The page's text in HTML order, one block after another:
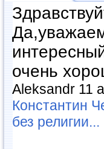
очень
Aleksandr 11
Константин
без религии...